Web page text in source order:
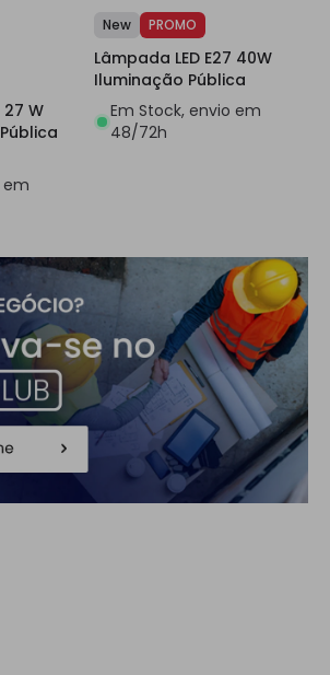
27 W
em
New PROMO
Lâmpada LED E27 40W
Iluminação Pública
Em Stock, envio em
48/72h